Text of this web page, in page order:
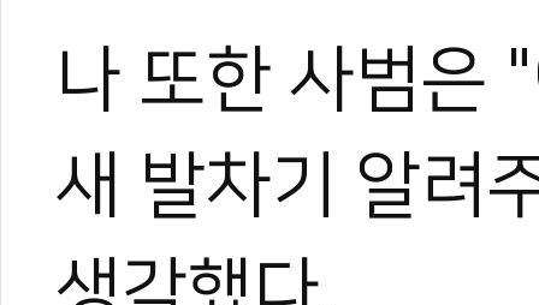
나 또한 사범은
새 발차기 알려